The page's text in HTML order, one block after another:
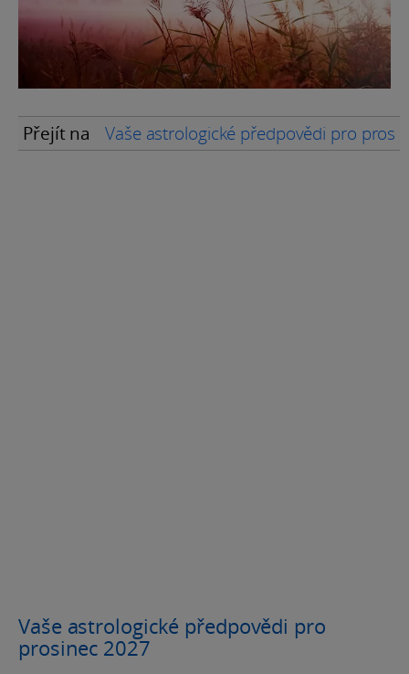
Přejít na Vaše astrologické předpovědi pro
Vaše astrologické předpovědi pro
prosinec 2027